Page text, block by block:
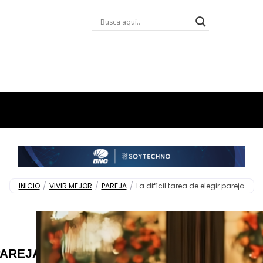
INICIO / VIVIR MEJOR / PAREJA / La difícil tarea de elegir pareja